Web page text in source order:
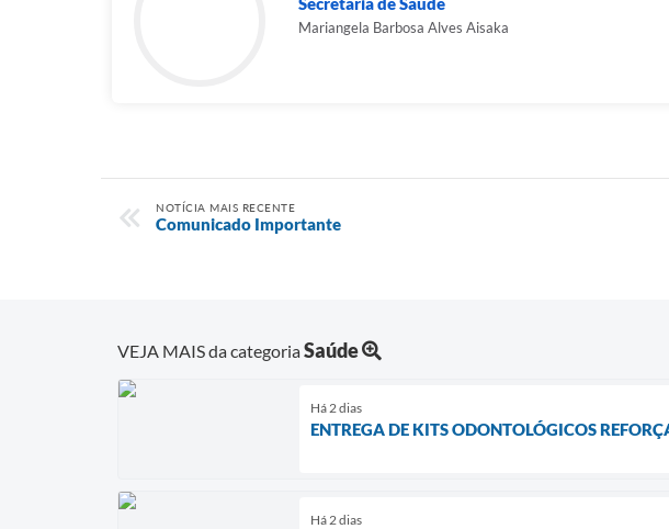
Mariangela Barbosa Alves Aisaka
NOTÍCIA MAIS RECENTE
Comunicado Importante
VEJA MAIS da categoriaSaúde
Há 2 dias
ENTREGA DE KITS ODONTOLÓGICOS
Há 2 dias